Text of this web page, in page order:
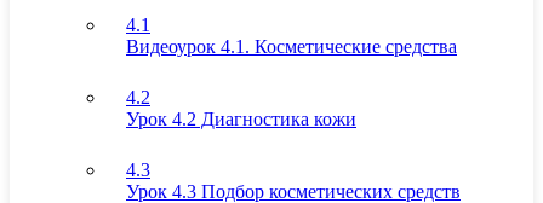
4.1
Видеоурок 4.1. Косметические средства
4.2
Урок 4.2 Диагностика кожи
4.3
Урок 4.3 Подбор косметических средств